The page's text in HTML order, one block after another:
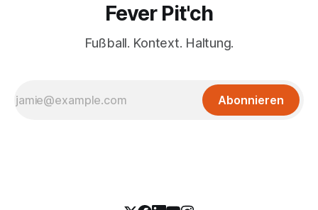
Fever Pit'ch
Fußball. Kontext. Haltung.
Abonnieren